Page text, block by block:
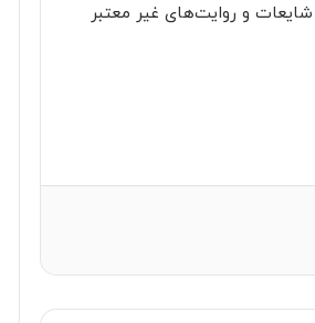
و روایت‌های غیر معتبر